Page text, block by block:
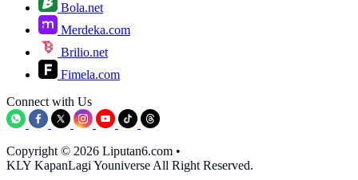
Bola.net
Merdeka.com
Brilio.net
Fimela.com
Connect with Us
Copyright © 2026 Liputan6.com •
KLY KapanLagi Youniverse All Right Reserved.